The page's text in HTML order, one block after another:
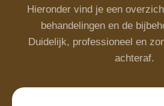
Hieronder vind je een
behandelingen en de
Duidelijk, professioneel en
achteraf.